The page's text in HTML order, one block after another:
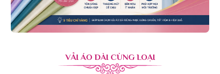
VẢI ÁO DÀI CÙNG LOẠI